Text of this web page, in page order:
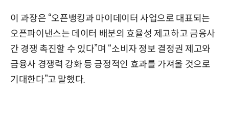
이 과장은 “오픈뱅킹과 마이데이터 사업으로 대표되는
오픈파이낸스는 데이터 배분의 효율성 제고하고 금융사
간 경쟁 촉진할 수 있다”며 “소비자 정보 결정권 제고와
금융사 경쟁력 강화 등 긍정적인 효과를 가져올 것으로
기대한다”고 말했다.